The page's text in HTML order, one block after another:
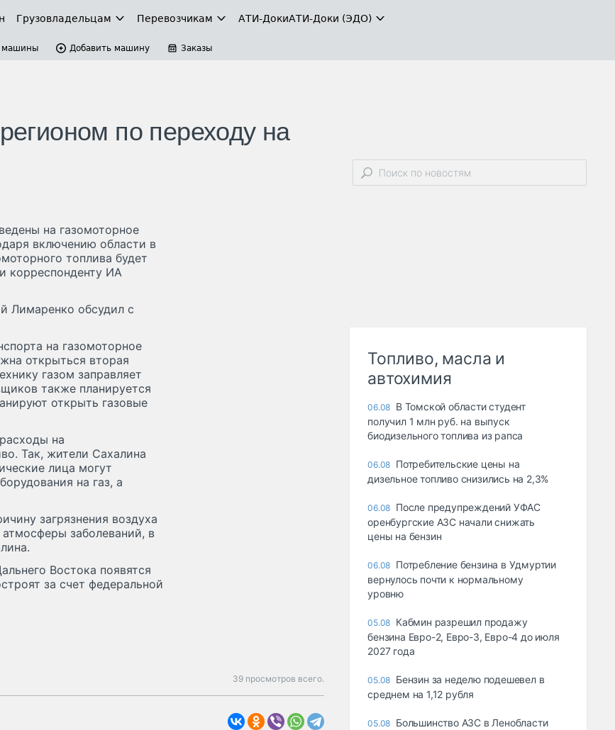
Грузовладельцам Перевозчикам АТИ-ДокиАТИ-Доки (ЭДО)
машины Добавить машину Заказы
по переходу на
на газомоторное
включению области в
топлива будет
корреспонденту ИА
Лимаренко обсудил с
на газомоторное
открыться вторая
газом заправляет
также планируется
открыть газовые
на
Так, жители Сахалина
лица могут
на газ, а
загрязнения воздуха
заболеваний, в
Востока появятся
за счет федеральной
39 просмотров всего.
Топливо, масла и
автохимия
06.08 В Томской области студент
получил 1 млн руб. на выпуск
биодизельного топлива из рапса
06.08 Потребительские цены на
дизельное топливо снизились на 2,3%
06.08 После предупреждений УФАС
оренбургские АЗС начали снижать
цены на бензин
06.08 Потребление бензина в Удмуртии
вернулось почти к нормальному
уровню
05.08 Кабмин разрешил продажу
бензина Евро-2, Евро-3, Евро-4 до июля
2027 года
05.08 Бензин за неделю подешевел в
среднем на 1,12 рубля
05.08 Большинство АЗС в Ленобласти